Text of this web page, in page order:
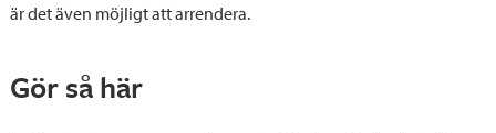
är det även möjligt att arrendera.
Gör så här